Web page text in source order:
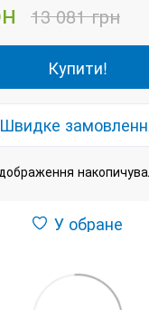
13 081 грн
Купити!
Швидке
У обране